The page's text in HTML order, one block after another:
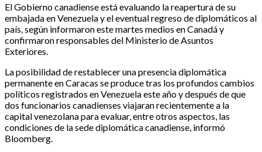
El Gobierno canadiense está evaluando la reapertura de su
embajada en Venezuela y el eventual regreso de diplomáticos al
país, según informaron este martes medios en Canadá y
confirmaron responsables del Ministerio de Asuntos
Exteriores.
La posibilidad de restablecer una presencia diplomática
permanente en Caracas se produce tras los profundos cambios
políticos registrados en Venezuela este año y después de que
dos funcionarios canadienses viajaran recientemente a la
capital venezolana para evaluar, entre otros aspectos, las
condiciones de la sede diplomática canadiense, informó
Bloomberg.